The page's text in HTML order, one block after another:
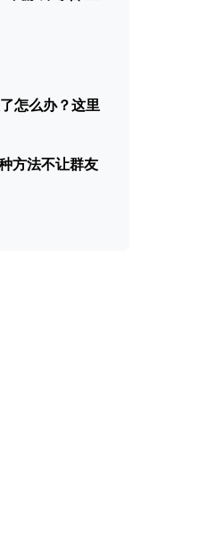
怎么办？这里
方法不让群友